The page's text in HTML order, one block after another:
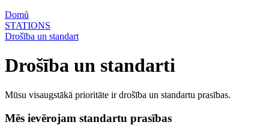
Domů
STATIONS
Drošība un standart
Drošība un standarti
Mūsu visaugstākā prioritāte ir drošība un standartu prasības.
Mēs ievērojam standartu prasības